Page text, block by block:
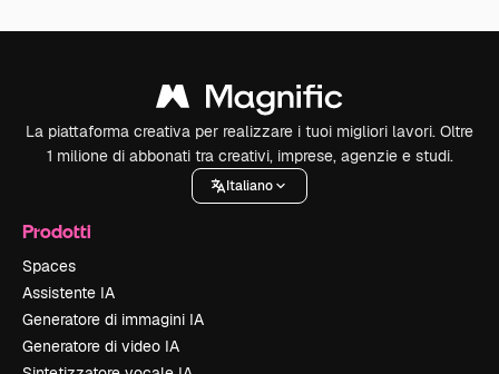
La piattaforma creativa per realizzare i tuoi migliori lavori. Oltre
1 milione di abbonati tra creativi, imprese, agenzie e studi.
Italiano
Prodotti
Spaces
Assistente IA
Generatore di immagini IA
Generatore di video IA